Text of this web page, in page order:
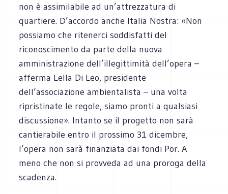
non è assimilabile ad un’attrezzatura di
quartiere. D’accordo anche Italia Nostra: «Non
possiamo che ritenerci soddisfatti del
riconoscimento da parte della nuova
amministrazione dell’illegittimità dell’opera –
afferma Lella Di Leo, presidente
dell’associazione ambientalista – una volta
ripristinate le regole, siamo pronti a qualsiasi
discussione». Intanto se il progetto non sarà
cantierabile entro il prossimo 31 dicembre,
l’opera non sarà finanziata dai fondi Por. A
meno che non si provveda ad una proroga della
scadenza.